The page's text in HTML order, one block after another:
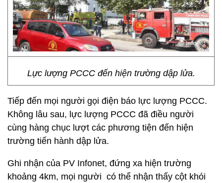
Lực lượng PCCC đến hiện trường dập lửa.
Tiếp đến mọi người gọi điện báo lực lượng PCCC.
Không lâu sau, lực lượng PCCC đã điều người
cùng hàng chục lượt các phương tiện đến hiện
trường tiến hành dập lửa.
Ghi nhận của PV Infonet, đứng xa hiện trường
khoảng 4km, mọi người có thể nhận thấy cột khói